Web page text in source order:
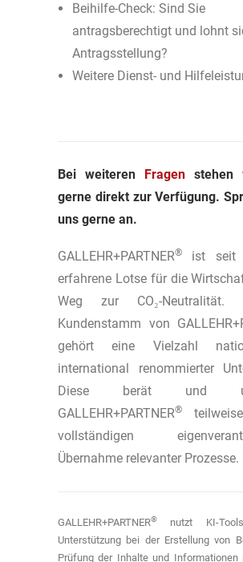
Beihilfe-Check: Sind Sie
antragsberechtigt und lohnt
Antragsstellung?
Weitere Dienst- und
Bei weiteren Fragen stehen
gerne direkt zur Verfügung.
uns gerne an.
GALLEHR+PARTNER®
ist seit
erfahrene Lotse für die
Weg zur CO₂-
Kundenstamm von
gehört eine Vielzahl
international renommierter
Diese berät und
GALLEHR+PARTNER®
vollständigen
Übernahme relevanter Prozesse.
GALLEHR+PARTNER®
nutzt KI-
Unterstützung bei der Erstellung von
Prüfung der Inhalte und